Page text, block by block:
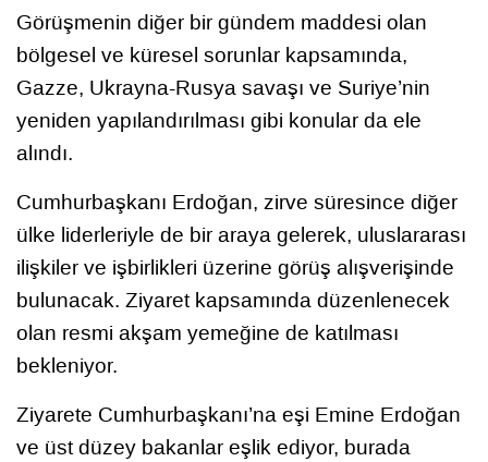
Görüşmenin diğer bir gündem maddesi olan
bölgesel ve küresel sorunlar kapsamında,
Gazze, Ukrayna-Rusya savaşı ve Suriye’nin
yeniden yapılandırılması gibi konular da ele
alındı.
Cumhurbaşkanı Erdoğan, zirve süresince diğer
ülke liderleriyle de bir araya gelerek, uluslararası
ilişkiler ve işbirlikleri üzerine görüş alışverişinde
bulunacak. Ziyaret kapsamında düzenlenecek
olan resmi akşam yemeğine de katılması
bekleniyor.
Ziyarete Cumhurbaşkanı’na eşi Emine Erdoğan
ve üst düzey bakanlar eşlik ediyor, burada